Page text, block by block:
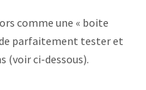
comme une « boite
parfaitement tester et
(voir ci-dessous).